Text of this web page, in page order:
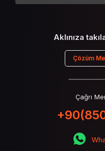
Aklınıza
Çözüm
Çağrı